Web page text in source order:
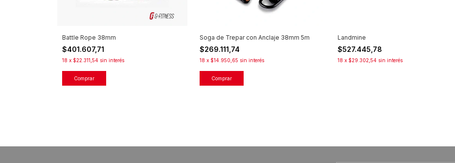
Battle Rope 38mm
$401.607,71
18 x $22.311,54 sin interés
Comprar
Soga de Trepar con Anclaje 38mm 5m
$269.111,74
18 x $14.950,65 sin interés
Landmine
$527.445,78
18 x $29.302,54 sin interés